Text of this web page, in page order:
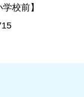
校前】